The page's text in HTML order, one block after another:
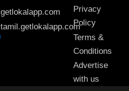
getlokalapp.com
tamil.getlokalapp.com
Privacy
Policy
Terms &
Conditions
Advertise
with us